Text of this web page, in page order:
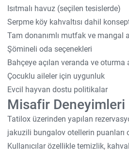
Isıtmalı havuz (seçilen tesislerde)
Serpme köy kahvaltısı dahil
Tam donanımlı mutfak ve mangal
Şömineli oda seçenekleri
Bahçeye açılan veranda ve oturma
Çocuklu aileler için uygunluk
Evcil hayvan dostu politikalar
Misafir Deneyimleri
Tatilox üzerinden yapılan
jakuzili bungalov otellerin puanları
Kullanıcılar özellikle temizlik,